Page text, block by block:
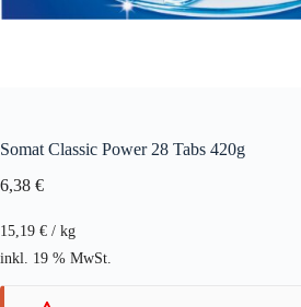
Somat Classic Power 28 Tabs 420g
6,38 €
15,19 € / kg
inkl. 19 % MwSt.